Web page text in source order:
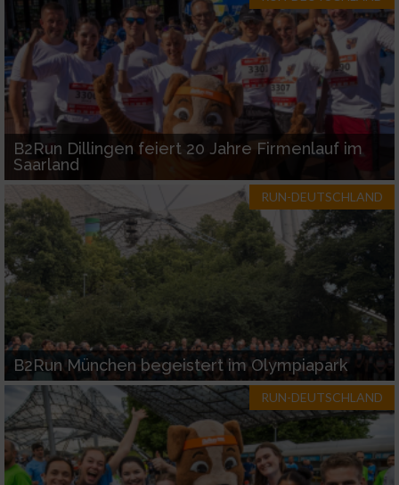
B2Run Dillingen feiert 20 Jahre Firmenlauf im
Saarland
RUN-DEUTSCHLAND
B2Run München begeistert im Olympiapark
RUN-DEUTSCHLAND